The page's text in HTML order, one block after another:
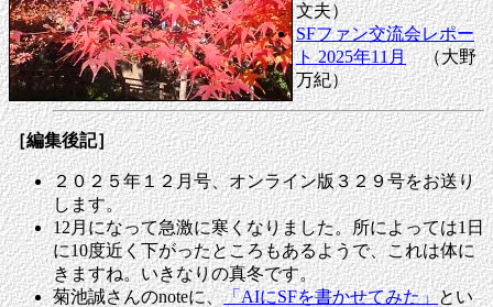
文夫）
SFファン交流会レポー
ト 2025年11月（大野
万紀）
［編集後記］
２０２５年１２月号、オンライン版３２９号をお送り
します。
12月になって急激に寒くなりました。所によっては1日
に10度近く下がったところもあるようで、これは体に
きますね。いきなりの真冬です。
菊池誠さんのnoteに、「AIにSFを書かせてみた」とい